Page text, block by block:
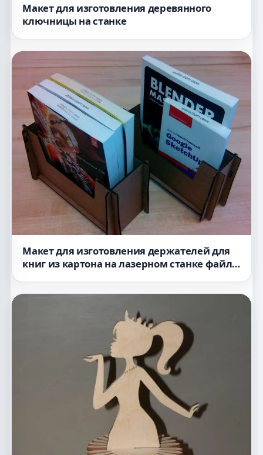
Макет для изготовления деревянного
ключницы на станке
Макет для изготовления держателей для
книг из картона на лазерном станке файл